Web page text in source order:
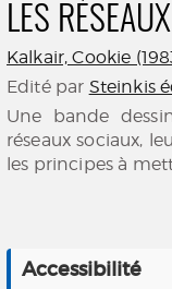
LES
Kalkair, Cookie
Edité par Steinkis
Une bande
réseaux sociaux,
les principes à
Accessibilité